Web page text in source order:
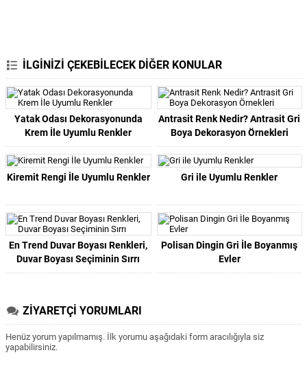
İLGİNİZİ ÇEKEBİLECEK DİĞER KONULAR
Yatak Odası Dekorasyonunda
Krem İle Uyumlu Renkler
Antrasit Renk Nedir? Antrasit Gri
Boya Dekorasyon Örnekleri
Kiremit Rengi İle Uyumlu Renkler Gri ile Uyumlu Renkler
En Trend Duvar Boyası Renkleri,
Duvar Boyası Seçiminin Sırrı
Polisan Dingin Gri İle Boyanmış
Evler
ZİYARETÇİ YORUMLARI
Henüz yorum yapılmamış. İlk yorumu aşağıdaki form aracılığıyla siz
yapabilirsiniz.